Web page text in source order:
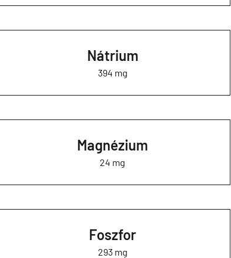
Nátrium
394 mg
Magnézium
24 mg
Foszfor
293 mg